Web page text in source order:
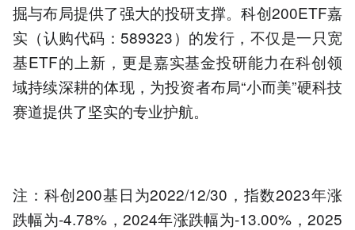
掘与布局提供了强大的投研支撑。科创200ETF嘉
实（认购代码：589323）的发行，不仅是一只宽
基ETF的上新，更是嘉实基金投研能力在科创领
域持续深耕的体现，为投资者布局“小而美”硬科技
赛道提供了坚实的专业护航。
注：科创200基日为2022/12/30，指数2023年涨
跌幅为-4.78%，2024年涨跌幅为-13.00%，2025